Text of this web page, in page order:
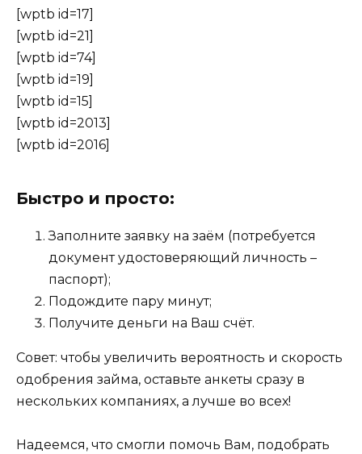
[wptb id=17]
[wptb id=21]
[wptb id=74]
[wptb id=19]
[wptb id=15]
[wptb id=2013]
[wptb id=2016]
Быстро и просто:
Заполните заявку на заём (потребуется
документ удостоверяющий личность –
паспорт);
Подождите пару минут;
Получите деньги на Ваш счёт.
Совет: чтобы увеличить вероятность и скорость
одобрения займа, оставьте анкеты сразу в
нескольких компаниях, а лучше во всех!
Надеемся, что смогли помочь Вам, подобрать